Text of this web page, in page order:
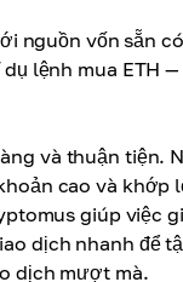
nguồn vốn sẵn
lệnh mua ETH
và thuận tiện.
cao và khớp
giúp việc
dịch nhanh để
dịch mượt mà.